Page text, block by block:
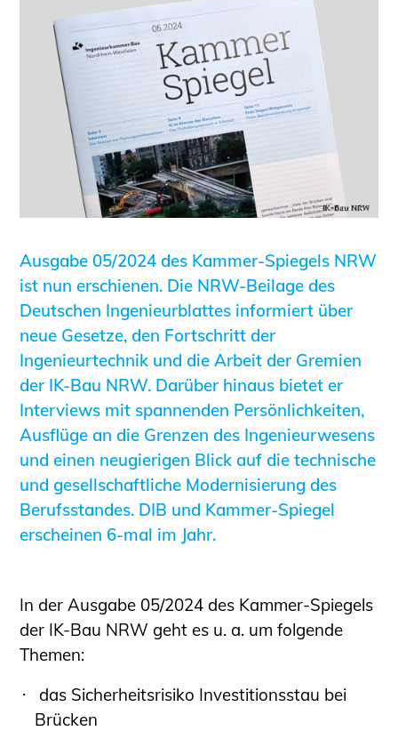
Mitgliedschaft
Veranstaltungsformate
Unsere Publikationen
Informationen für Fortbildungsträger
Anträge, Anzeigen, Formulare
Fortbildung/Seminare
Informationen für Ingenieurinnen
und Ingenieure
Planungswettbewerbe
Publikationen
Stellenbörse
Staatlich anerkannte Sachverständige
Öffentlich bestellte und vereidigte
Sachverständige
Prüfsachverständige
Qualifizierte Tragwerksplaner/-innen
Bauvorlageberechtigte
Sachkundige für Zustands- und
Funktionsprüfung privater
Abwasserleitungen
Büronachfolge
Zusatzqualifikationen
Informationen für Auftraggeber und
Verbraucher
Ausgabe 05/2024 des Kammer-Spiegels NRW
ist nun erschienen. Die NRW-Beilage des
Deutschen Ingenieurblattes informiert über
neue Gesetze, den Fortschritt der
Ingenieurtechnik und die Arbeit der Gremien
der IK-Bau NRW. Darüber hinaus bietet er
Interviews mit spannenden Persönlichkeiten,
Ausflüge an die Grenzen des Ingenieurwesens
und einen neugierigen Blick auf die technische
und gesellschaftliche Modernisierung des
Berufsstandes. DIB und Kammer-Spiegel
erscheinen 6-mal im Jahr.
In der Ausgabe 05/2024 des Kammer-Spiegels
der IK-Bau NRW geht es u. a. um folgende
Themen:
das Sicherheitsrisiko Investitionsstau bei
Brücken